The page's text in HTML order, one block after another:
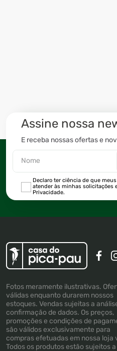
Assine nossa
E receba nossas ofertas e
Declaro ter ciência de que
atender às minhas solicitações
Privacidade.
Fotos meramente ilustrativas.
válidas enquanto durarem nossos
estoques. Vendas sujeitas a
confirmação de dados. Os preços,
promoções e condições de
são válidos exclusivamente para
compras efetuadas em nossa loja
Todos os produtos estão sujeitos a